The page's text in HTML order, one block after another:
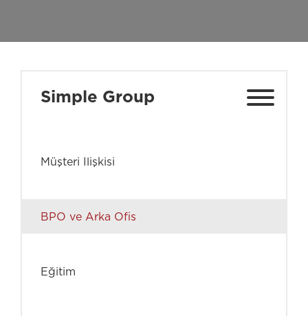
Simple Group
Müşteri Ilişkisi
BPO ve Arka Ofis
Eğitim